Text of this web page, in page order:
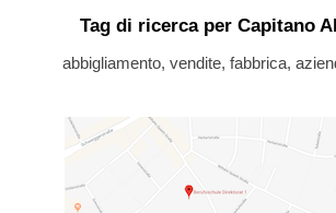
Tag di ricerca per Capitano
abbigliamento, vendite, fabbrica,